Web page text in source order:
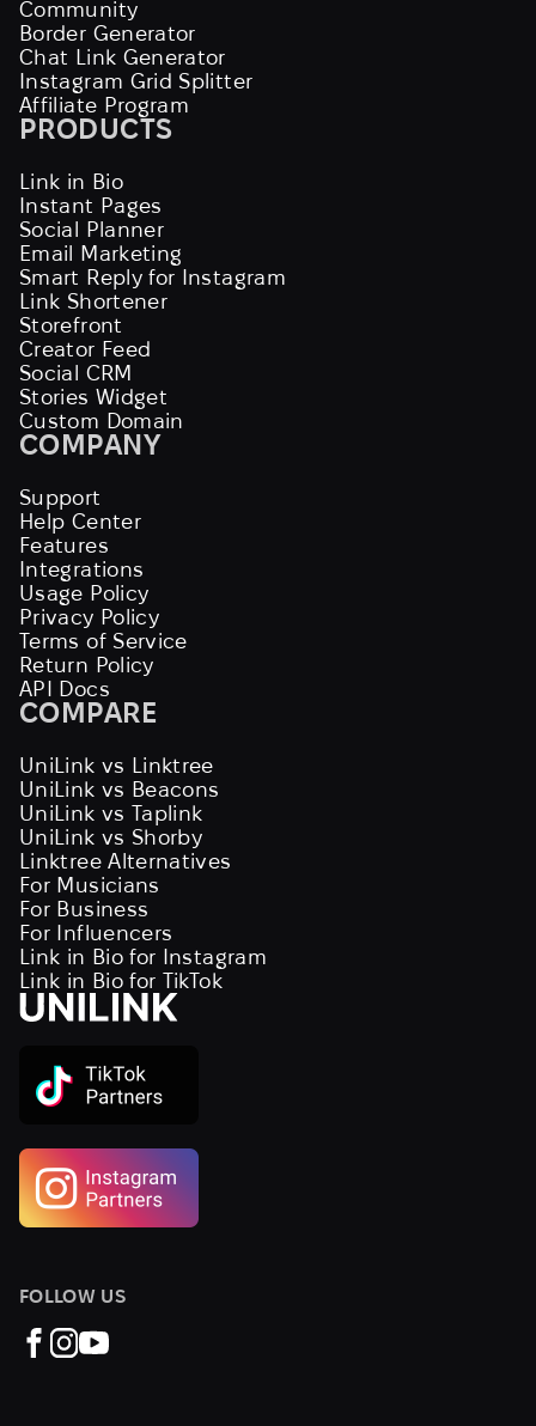
Community
Border Generator
Chat Link Generator
Instagram Grid Splitter
Affiliate Program
PRODUCTS
Link in Bio
Instant Pages
Social Planner
Email Marketing
Smart Reply for Instagram
Link Shortener
Storefront
Creator Feed
Social CRM
Stories Widget
Custom Domain
COMPANY
Support
Help Center
Features
Integrations
Usage Policy
Privacy Policy
Terms of Service
Return Policy
API Docs
COMPARE
UniLink vs Linktree
UniLink vs Beacons
UniLink vs Taplink
UniLink vs Shorby
Linktree Alternatives
For Musicians
For Business
For Influencers
Link in Bio for Instagram
Link in Bio for TikTok
FOLLOW US